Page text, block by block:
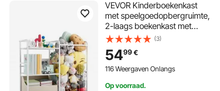
VEVOR Kinderboekenkast
met speelgoedopbergruimte,
2-laags boekenkast met
stoffen speelgoedkist,
kinderplank,
kinderkamerplank, wit,
geschikt voor woonkamer,
(3)
5499€
116 Weergaven Onlangs
Op voorraad.